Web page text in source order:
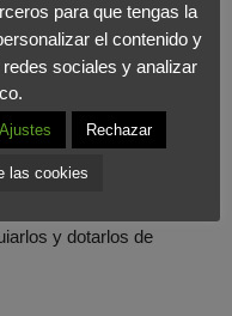
Content
de marca
y dotarlos de
para que tengas la
el contenido y
sociales y analizar
Ajustes Rechazar
las cookies